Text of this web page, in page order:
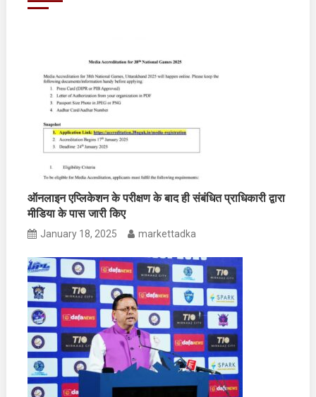
ऑनलाइन एप्लिकेशन के परीक्षण के बाद ही संबंधित प्राधिकारी द्वारा
मीडिया के पास जारी किए
January 18, 2025 markettadka